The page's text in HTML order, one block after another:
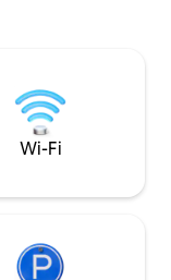
Westerly, é
tranquila. Se você
negócios,
próximos ou uma
perfeita em
Wi-Fi